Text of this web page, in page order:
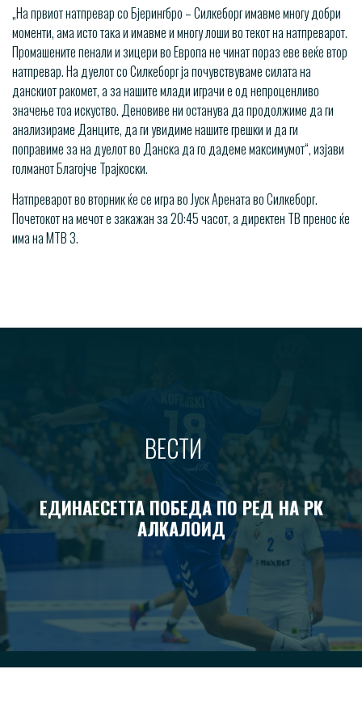
„На првиот натпревар со Бјерингбро – Силкеборг имавме многу добри
моменти, ама исто така и имавме и многу лоши во текот на натпреварот.
Промашените пенали и зицери во Европа не чинат пораз еве веќе втор
натпревар. На дуелот со Силкеборг ја почувствуваме силата на
данскиот ракомет, а за нашите млади играчи е од непроценливо
значење тоа искуство. Деновиве ни останува да продолжиме да ги
анализираме Данците, да ги увидиме нашите грешки и да ги
поправиме за на дуелот во Данска да го дадеме максимумот“, изјави
голманот Благојче Трајкоски.
Натпреварот во вторник ќе се игра во Јуск Арената во Силкеборг.
Почетокот на мечот е закажан за 20:45 часот, а директен ТВ пренос ќе
има на МТВ 3.
ВЕСТИ
ЕДИНАЕСЕТТА ПОБЕДА ПО РЕД НА РК
АЛКАЛОИД